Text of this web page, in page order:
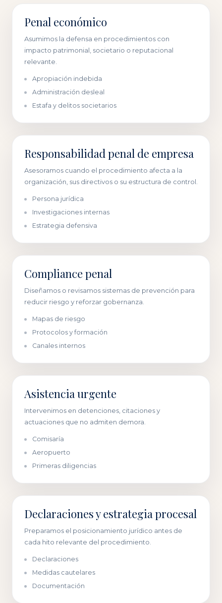
Penal económico
Asumimos la defensa en procedimientos con
impacto patrimonial, societario o reputacional
relevante.
Apropiación indebida
Administración desleal
Estafa y delitos societarios
Responsabilidad penal de empresa
Asesoramos cuando el procedimiento afecta a la
organización, sus directivos o su estructura de control.
Persona jurídica
Investigaciones internas
Estrategia defensiva
Compliance penal
Diseñamos o revisamos sistemas de prevención para
reducir riesgo y reforzar gobernanza.
Mapas de riesgo
Protocolos y formación
Canales internos
Asistencia urgente
Intervenimos en detenciones, citaciones y
actuaciones que no admiten demora.
Comisaría
Aeropuerto
Primeras diligencias
Declaraciones y estrategia procesal
Preparamos el posicionamiento jurídico antes de
cada hito relevante del procedimiento.
Declaraciones
Medidas cautelares
Documentación